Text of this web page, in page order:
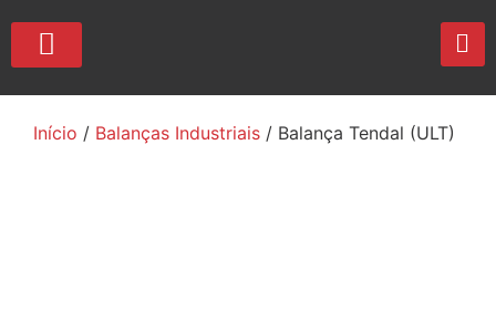
Início / Balanças Industriais / Balança Tendal (ULT)